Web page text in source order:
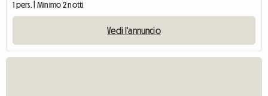
1 pers. | Minimo 2 notti
Vedi l'annuncio